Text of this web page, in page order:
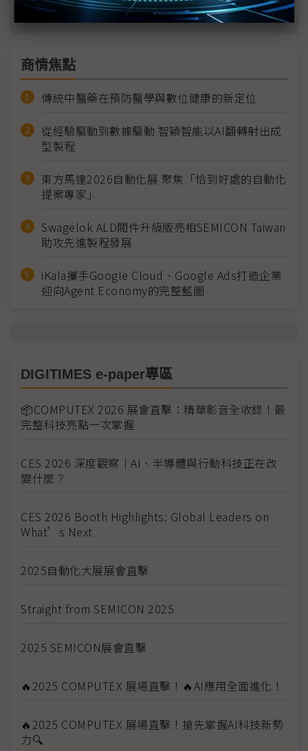
商情焦點
傳統中醫藥在預防醫學與數位健康的新定位
從經驗驅動到數據驅動 智穎智能以AI翻轉射出成
型製程
東方馬達2026自動化展 聚焦「恰到好處的自動化
提案專家」
Swagelok ALD閥件升級版亮相SEMICON Taiwan
助攻先進製程發展
iKala攜手Google Cloud、Google Ads打造企業
迎向Agent Economy的完整藍圖
DIGITIMES e-paper專區
📦COMPUTEX 2026 展會直擊：精華影音全收錄！最
完整科技亮點一次掌握
CES 2026 深度觀察｜AI、半導體與行動科技正在改
變什麼？
CES 2026 Booth Highlights: Global Leaders on
What’s Next
2025自動化大展展會直擊
Straight from SEMICON 2025
2025 SEMICON展會直擊
🔥2025 COMPUTEX 展場直擊！🔥AI應用全面進化！
🔥2025 COMPUTEX 展場直擊！搶先掌握AI科技新勢
力🔍